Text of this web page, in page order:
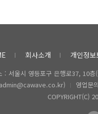
회사소개 개인정보
: 서울시 영등포구 은행로37, 10층
영업문
COPYRIGHT(C)